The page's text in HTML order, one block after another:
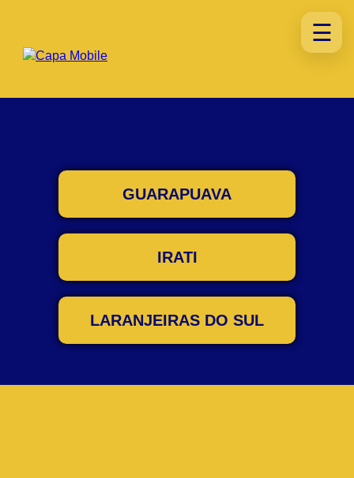
☰
GUARAPUAVA
IRATI
LARANJEIRAS DO SUL